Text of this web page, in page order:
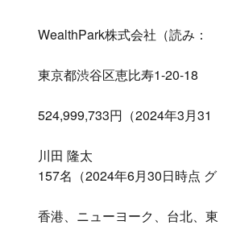
株式会社（読み：
都渋谷区恵比寿1-20-18
円（2024年3月31
川田 隆太
2024年6月30日時点 グ
ューヨーク、台北、東